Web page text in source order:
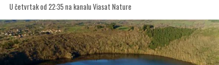
U četvrtak od 22:35 na kanalu Viasat Nature